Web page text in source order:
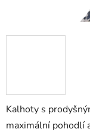
Kalhoty s
maximální pohodlí